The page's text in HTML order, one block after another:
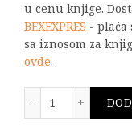
u cenu knjige.
BEXEXPRES - plaća
sa iznosom za
ovde.